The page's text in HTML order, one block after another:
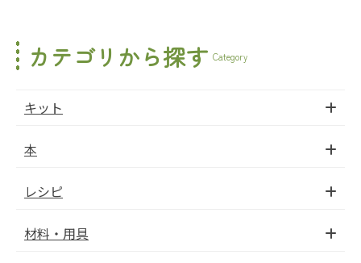
カテゴリから探す Category
キット
本
レシピ
材料・用具